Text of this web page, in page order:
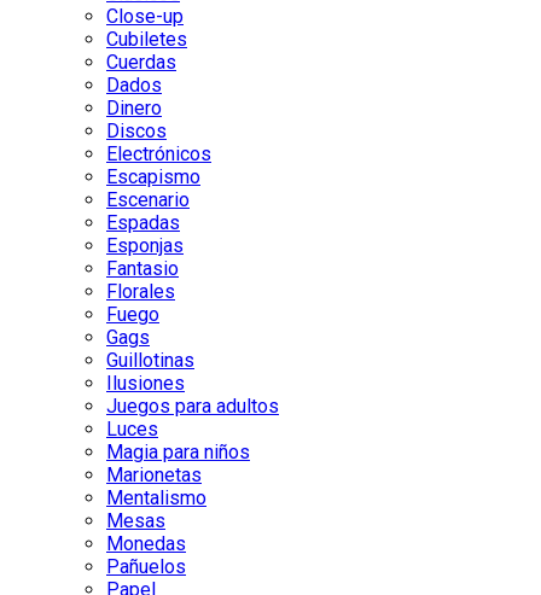
Close-up
Cubiletes
Cuerdas
Dados
Dinero
Discos
Electrónicos
Escapismo
Escenario
Espadas
Esponjas
Fantasio
Florales
Fuego
Gags
Guillotinas
Ilusiones
Juegos para adultos
Luces
Magia para niños
Marionetas
Mentalismo
Mesas
Monedas
Pañuelos
Papel